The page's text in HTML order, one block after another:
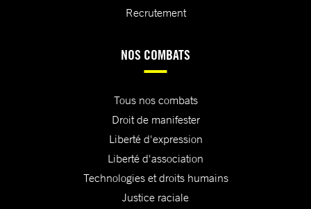
Recrutement
NOS COMBATS
Tous nos combats
Droit de manifester
Liberté d'expression
Liberté d'association
Technologies et droits humains
Justice raciale